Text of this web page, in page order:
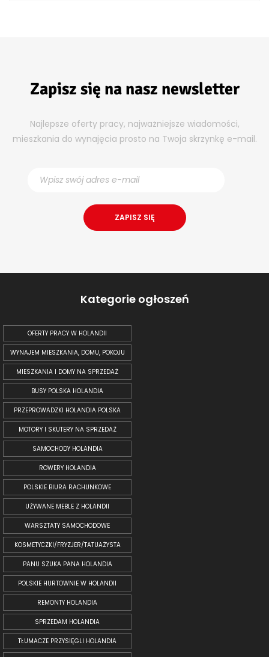
Zapisz się na nasz newsletter
Najlepsze oferty pracy, najważniejsze wiadomości,
mieszkania do wynajęcia prosto na Twoja skrzynkę e-mail.
Kategorie ogłoszeń
OFERTY PRACY W HOLANDII
WYNAJEM MIESZKANIA, DOMU, POKOJU
MIESZKANIA I DOMY NA SPRZEDAŻ
BUSY POLSKA HOLANDIA
PRZEPROWADZKI HOLANDIA POLSKA
MOTORY I SKUTERY NA SPRZEDAŻ
SAMOCHODY HOLANDIA
ROWERY HOLANDIA
POLSKIE BIURA RACHUNKOWE
UŻYWANE MEBLE Z HOLANDII
WARSZTATY SAMOCHODOWE
KOSMETYCZKI/FRYZJER/TATUAŻYSTA
PANU SZUKA PANA HOLANDIA
POLSKIE HURTOWNIE W HOLANDII
REMONTY HOLANDIA
SPRZEDAM HOLANDIA
TŁUMACZE PRZYSIĘGLI HOLANDIA